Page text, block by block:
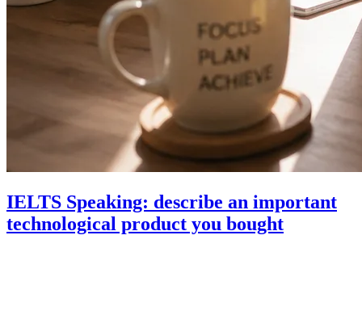
IELTS Speaking: describe an important
technological product you bought